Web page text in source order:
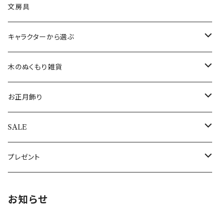
すべてのオーナメント
くま雑貨
ウォールアート(壁飾り)
敷き物
キャンドル・キャンドルスタンド
キャンドル
キャンドルスタンド
ぬいぐるみ
トントゥドール
クリスマスカード
LEDキャンドルライト
ワインホルダー
コースター
トレイ（トレー）
オーナメントスタンド
イルミネーションライト
バリ
エジプト
フランス
インド
ギリシャ
日本
ドイツ
イヤリング
テーブルクロス
ランチョンマット
敷き物
すべての食器・テーブルクロス・敷き物
エッグホルダー
ミニカップ
腕時計
ブレスレット
ネックレス
指輪
全てのアクセサリー
バースデーカード
クリスマスカード
その他のポストカード
すべてのポストカード
文房具
キャラクターから選ぶ
ALOHAマプア
木のぬくもり雑貨
ぽれぽれ動物
ぽれぽれコモノ
クリスマスぽれぽれ動物
シロクマ親子
おとぎの森のくま
お正月飾り
置物・オブジェ
すべてのお正月飾り
SALE
アウトレット
プレゼント
お知らせ